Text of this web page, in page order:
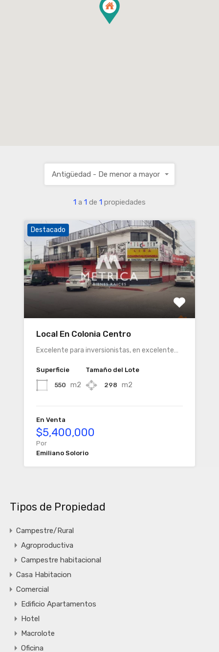
1 a 1 de 1 propiedades
Antigüedad - De menor a mayor
Destacado
Local En Colonia Centro
Excelente para inversionistas, en excelente…
Superficie
550 m2
Tamaño del Lote
298 m2
En Venta
$5,400,000
Por
Emiliano Solorio
Tipos de Propiedad
Campestre/Rural
Agroproductiva
Campestre habitacional
Casa Habitacion
Comercial
Edificio Apartamentos
Hotel
Macrolote
Oficina